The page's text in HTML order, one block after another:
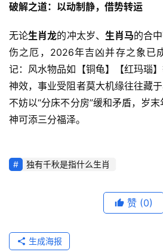
破解之道：以动制静，借势转运
无论生肖龙的冲太岁、 生肖马的合
伤之厄，2026年吉凶并存之象已
记：风水物品如【铜龟】【红玛瑙
神效，事业受阻者莫大机缘往往藏
不妨以“分床不分房”缓和矛盾，岁
神可添三分福泽。
独有千秋是指什么生肖
赞 (0)
生成海报